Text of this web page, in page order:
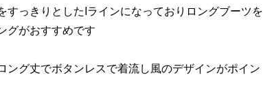
すっきりとしたIラインになっておりロングブーツを
グがおすすめです
ング丈でボタンレスで着流し風のデザインがポイン